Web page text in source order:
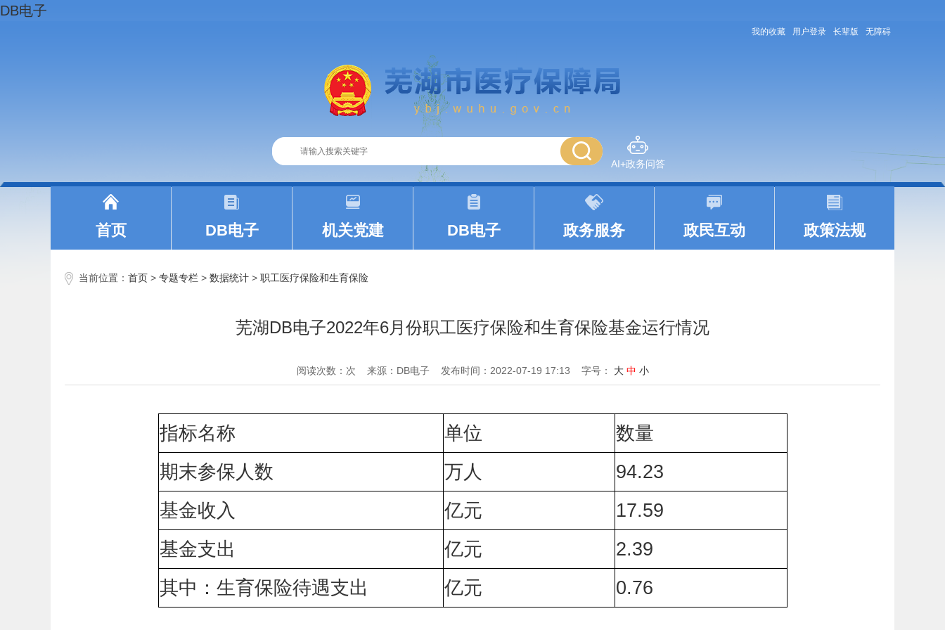
DB电子
我的收藏 用户登录 长辈版 无障碍
AI+政务问答
首页 DB电子 机关党建 DB电子 政务服务 政民互动 政策法规
当前位置： 首页 > 专题专栏 > 数据统计 > 职工医疗保险和生育保险
芜湖DB电子2022年6月份职工医疗保险和生育保险基金运行情况
阅读次数：次 来源：DB电子 发布时间：2022-07-19 17:13 字号： 大 中 小
指标名称 单位
数量
期末参保人数
万人
94.23
基金收入
亿元
17.59
基金支出
亿元
2.39
其中：生育保险待遇支出
亿元 0.76